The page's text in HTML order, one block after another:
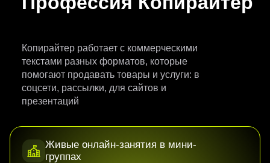
Копирайтер работает с коммерческими
текстами разных форматов, которые
помогают продавать товары и услуги: в
соцсети, рассылки, для сайтов и
презентаций
Живые онлайн-занятия в мини-
группах